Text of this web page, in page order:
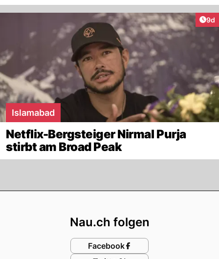
9d
Islamabad
Netflix-Bergsteiger Nirmal Purja
stirbt am Broad Peak
Nau.ch folgen
Facebook